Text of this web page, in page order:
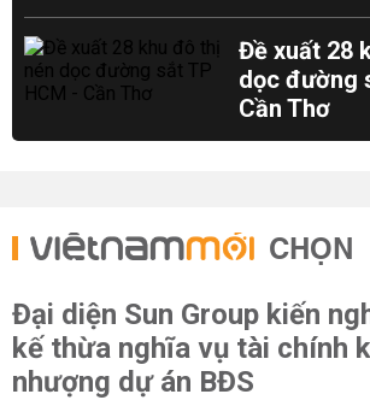
Đề xuất 28
dọc đường
Cần Thơ
CHỌN
Đại diện Sun Group kiến
kế thừa nghĩa vụ tài chính
nhượng dự án BĐS